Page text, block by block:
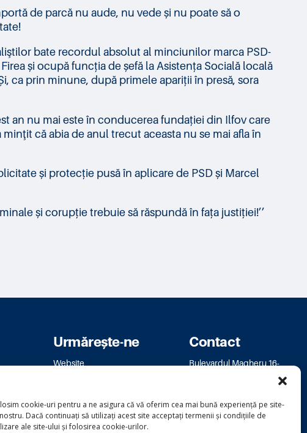
cookie-uri pentru a ne asigura că vă oferim cea mai bună experiență pe site-
Dacă continuați să utilizați acest site acceptați termenii și condițiile de
ale site-ului și folosirea cookie-urilor.
de parcă nu aude, nu vede și nu poate să o
bate recordul absolut al minciunilor marca PSD-
și ocupă funcția de șefă la Asistența Socială locală
ca prin minune, după primele apariții în presă, sora
an nu mai este în conducerea fundației din Ilfov care
că abia de anul trecut aceasta nu se mai afla în
și protecție pusă în aplicare de PSD și Marcel
și corupție trebuie să răspundă în fața justiției!’’
Urmărește-ne
Website
Contact
Bulevardul Magheru 16-
bm.bucuresti@usr.ro